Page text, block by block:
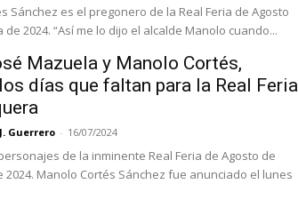
Sánchez es el pregonero de la Real Feria de Agosto
2024. “Así me lo dijo el alcalde Manolo cuando...
Mazuela y Manolo Cortés,
días que faltan para la Real Feria
Guerrero - 16/07/2024
de la inminente Real Feria de Agosto de
2024. Manolo Cortés Sánchez fue anunciado el lunes